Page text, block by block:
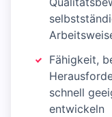
Fähigkeit,
schnell
entwickeln